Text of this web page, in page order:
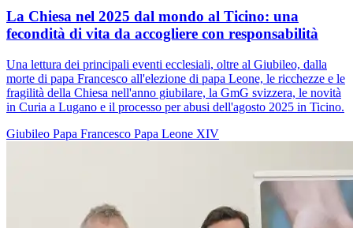
La Chiesa nel 2025 dal mondo al Ticino: una
fecondità di vita da accogliere con responsabilità
Una lettura dei principali eventi ecclesiali, oltre al Giubileo, dalla
morte di papa Francesco all'elezione di papa Leone, le ricchezze e le
fragilità della Chiesa nell'anno giubilare, la GmG svizzera, le novità
in Curia a Lugano e il processo per abusi dell'agosto 2025 in Ticino.
Giubileo Papa Francesco Papa Leone XIV